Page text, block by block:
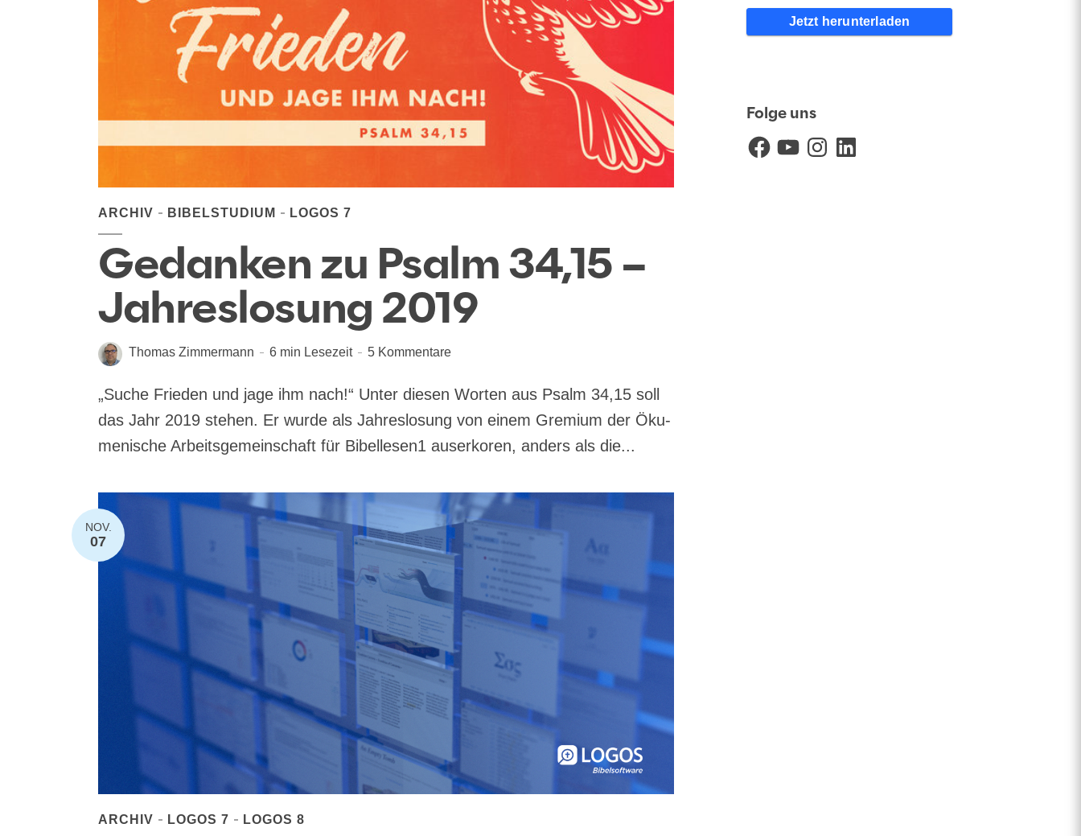
ARCHIV BIBELSTUDIUM LOGOS 7
Gedanken zu Psalm 34,15 –
Jahreslosung 2019
Thomas Zimmermann 6 min Lesezeit 5 Kommentare
„Suche Frieden und jage ihm nach!“ Unter die­sen Wor­ten aus Psalm 34,15 soll
das Jahr 2019 ste­hen. Er wur­de als Jah­res­lo­sung von einem Gre­mi­um der Öku­
me­ni­sche Arbeits­ge­mein­schaft für Bibel­le­sen1 aus­er­ko­ren, anders als die...
NOV.
07
ARCHIV LOGOS 7 LOGOS 8
Jetzt herunterladen
Folge uns
FacebookYouTubeInstagramLinkedIn